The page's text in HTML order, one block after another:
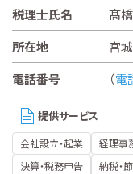
税理士氏名
髙
所在地
宮
電話番号
（電
提供サービス
会社設立・起業 経理事
決算・税務申告
納税・